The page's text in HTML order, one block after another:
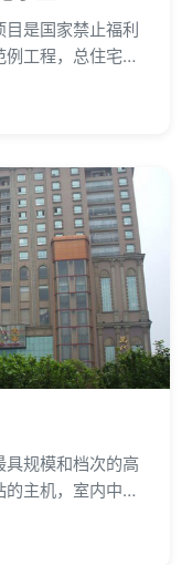
是国家禁止福利
工程，总住宅建
燃式机组，实现
具规模和档次的高
主机，室内中央